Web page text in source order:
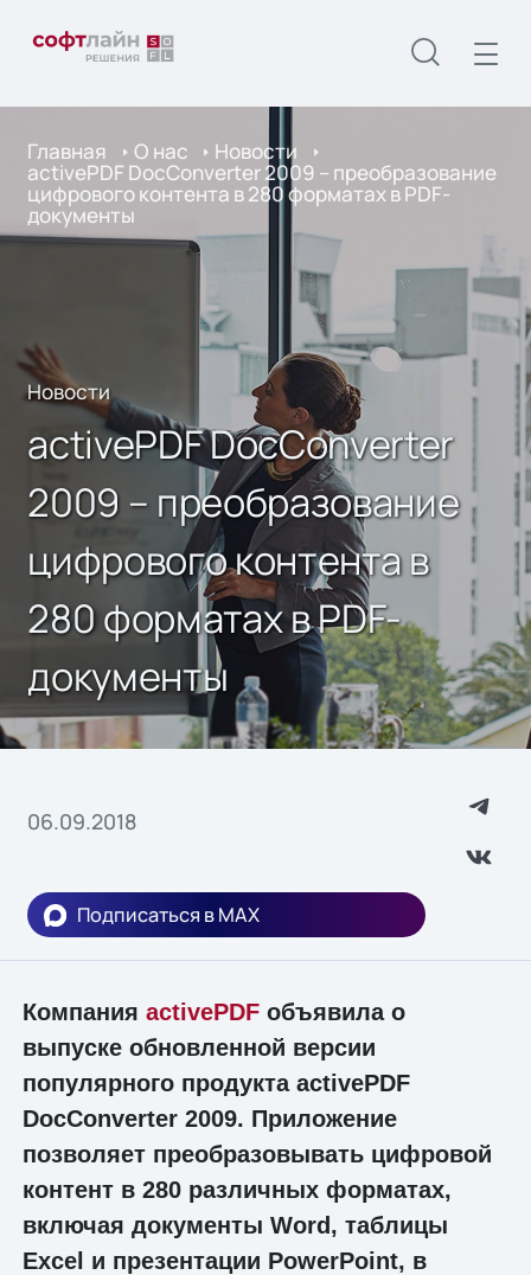
Главная О нас Новости
activePDF DocConverter 2009 – преобразование
цифрового контента в 280 форматах в PDF-
документы
Новости
activePDF DocConverter
2009 – преобразование
цифрового контента в
280 форматах в PDF-
документы
06.09.2018
Подписаться в MAX
Компания activePDFобъявила о
выпуске обновленной версии
популярного продукта activePDF
DocConverter 2009. Приложение
позволяет преобразовывать цифровой
контент в 280 различных форматах,
включая документы Word, таблицы
Excel и презентации PowerPoint, в